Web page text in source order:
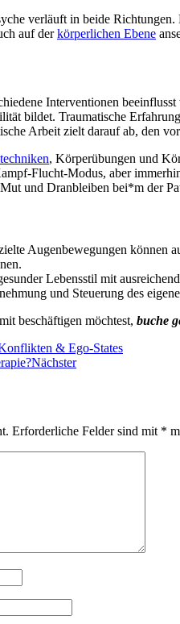
verläuft in beide
auf derkörperlichen Ebene
Interventionen
bildet. Traumatische
Arbeit zielt darauf ab, den
, Körperübungen und
Flucht-Modus, aber
und Dranbleiben bei*m der
Augenbewegungen können
Lebensstil mit
und Steuerung des
beschäftigen möchtest, buche
& Ego-States
Nächster
Erforderliche Felder sind mit *